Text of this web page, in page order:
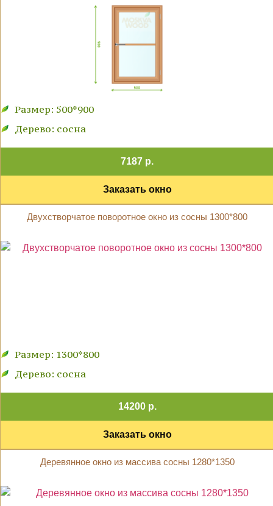
Размер: 500*900
Дерево: сосна
7187 р.
Заказать окно
Двухстворчатое поворотное окно из сосны 1300*800
Размер: 1300*800
Дерево: сосна
14200 р.
Заказать окно
Деревянное окно из массива сосны 1280*1350